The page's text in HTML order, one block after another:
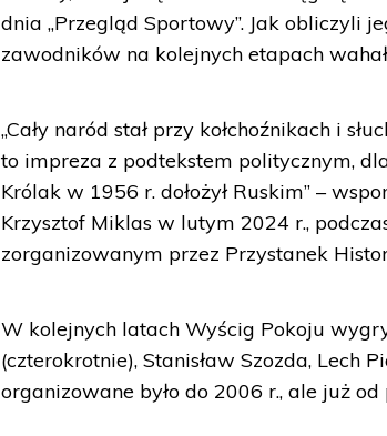
dnia „Przegląd Sportowy”. Jak obliczyli
zawodników na kolejnych etapach
„Cały naród stał przy kołchoźnikach i
to impreza z podtekstem politycznym,
Królak w 1956 r. dołożył Ruskim” –
Krzysztof Miklas w lutym 2024 r.,
zorganizowanym przez Przystanek
W kolejnych latach Wyścig Pokoju
(czterokrotnie), Stanisław Szozda, Lech
organizowane było do 2006 r., ale już